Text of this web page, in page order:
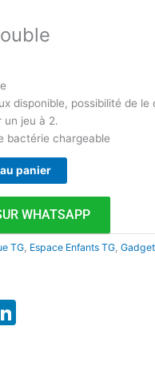
disponible, possibilité de le
un jeu à 2.
bactérie chargeable
panier
WHATSAPP
TG, Espace Enfants TG,